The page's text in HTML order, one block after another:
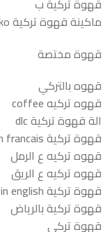
ماكينة قهوة تركية beko
قهوة مختصة
قهوه بالتركي
قهوه تركيه coffee
الة قهوة تركية dlc
قهوة تركية en francais
قهوه تركيه ع الرمل
قهوه تركيه ع الريق
قهوة تركية in english
قهوة تركية بالرياض
قهوة تركي